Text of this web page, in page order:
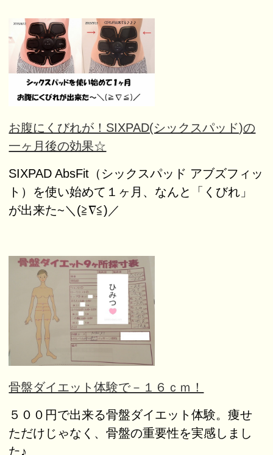
お腹にくびれが！SIXPAD(シックスパッド)の
一ヶ月後の効果☆
SIXPAD AbsFit（シックスパッド アブズフィッ
ト）を使い始めて１ヶ月、なんと「くびれ」
が出来た~＼(≧∇≦)／
骨盤ダイエット体験で－１６ｃｍ！
５００円で出来る骨盤ダイエット体験。痩せ
ただけじゃなく、骨盤の重要性を実感しまし
た♪